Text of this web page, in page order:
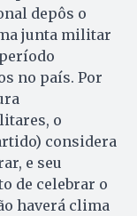
depôs o
junta militar
no país. Por
o
considera
e seu
de celebrar o
haverá clima